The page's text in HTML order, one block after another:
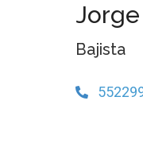
Bajista